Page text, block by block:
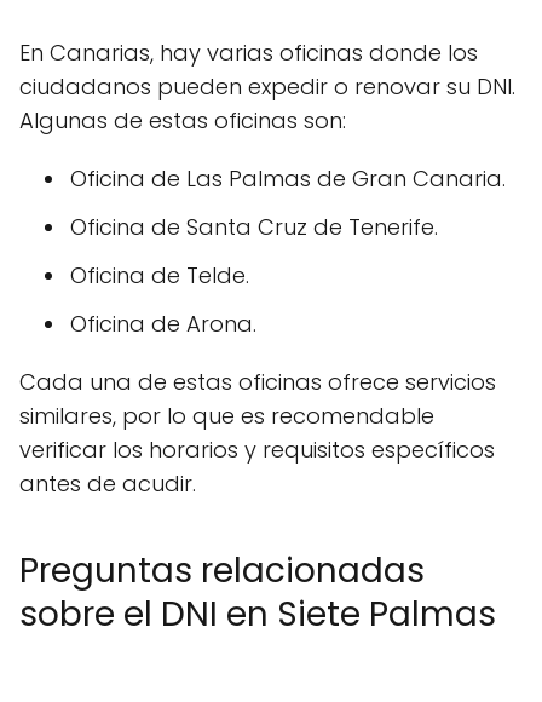
En Canarias, hay varias oficinas donde los
ciudadanos pueden expedir o renovar su DNI.
Algunas de estas oficinas son:
Oficina de Las Palmas de Gran Canaria.
Oficina de Santa Cruz de Tenerife.
Oficina de Telde.
Oficina de Arona.
Cada una de estas oficinas ofrece servicios
similares, por lo que es recomendable
verificar los horarios y requisitos específicos
antes de acudir.
Preguntas relacionadas
sobre el DNI en Siete Palmas